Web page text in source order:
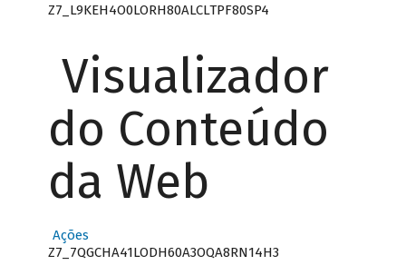
Z7_L9KEH4O0LORH80ALCLTPF80SP4
Visualizador
do Conteúdo
da Web
Ações
Z7_7QGCHA41LODH60A3OQA8RN14H3